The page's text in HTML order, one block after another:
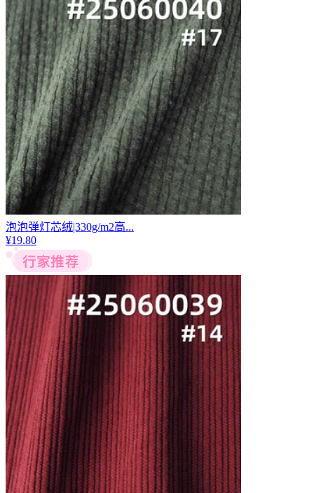
泡泡弹灯芯绒|330g/m2高...
¥19.80